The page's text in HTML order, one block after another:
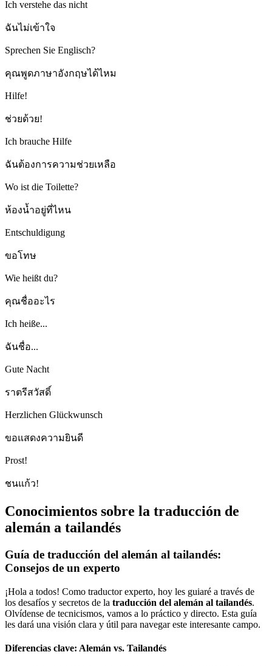
Ich verstehe das nicht
ฉันไม่เข้าใจ
Sprechen Sie Englisch?
คุณพูดภาษาอังกฤษได้ไหม
Hilfe!
ช่วยด้วย!
Ich brauche Hilfe
ฉันต้องการความช่วยเหลือ
Wo ist die Toilette?
ห้องน้ำอยู่ที่ไหน
Entschuldigung
ขอโทษ
Wie heißt du?
คุณชื่ออะไร
Ich heiße...
ฉันชื่อ...
Gute Nacht
ราตรีสวัสดิ์
Herzlichen Glückwunsch
ขอแสดงความยินดี
Prost!
ชนแก้ว!
Conocimientos sobre la traducción de
alemán a tailandés
Guía de traducción del alemán al tailandés:
Consejos de un experto
¡Hola a todos! Como traductor experto, hoy les guiaré a través de
los desafíos y secretos de la traducción del alemán al tailandés.
Olvídense de tecnicismos, vamos a lo práctico y directo. Esta guía
les dará una visión clara y útil para navegar este interesante campo.
Diferencias clave: Alemán vs. Tailandés